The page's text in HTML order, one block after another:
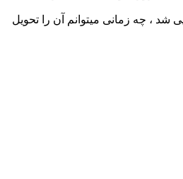
شد ، چه زمانی میتوانم آن را تحویل